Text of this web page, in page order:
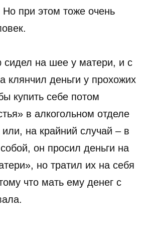
при этом тоже очень
сидел на шее у матери, и с
клянчил деньги у прохожих
купить себе потом
в алкогольном отделе
или, на крайний случай – в
он просил деньги на
но тратил их на себя
что мать ему денег с